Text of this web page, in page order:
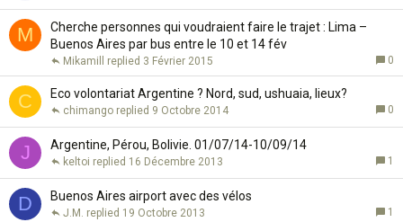
M
Cherche personnes qui voudraient faire le trajet : Lima –
Buenos Aires par bus entre le 10 et 14 fév
0
3 Février 2015
Mikamill
C Eco volontariat Argentine ? Nord, sud, ushuaia, lieux?
0
9 Octobre 2014
chimango
J Argentine, Pérou, Bolivie. 01/07/14-10/09/14
1
16 Décembre 2013
keltoi
D Buenos Aires airport avec des vélos
1
19 Octobre 2013
J.M.